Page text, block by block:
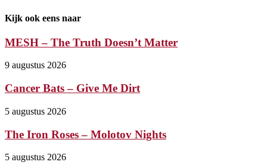
Kijk ook eens naar
MESH – The Truth Doesn’t Matter
9 augustus 2026
Cancer Bats – Give Me Dirt
5 augustus 2026
The Iron Roses – Molotov Nights
5 augustus 2026